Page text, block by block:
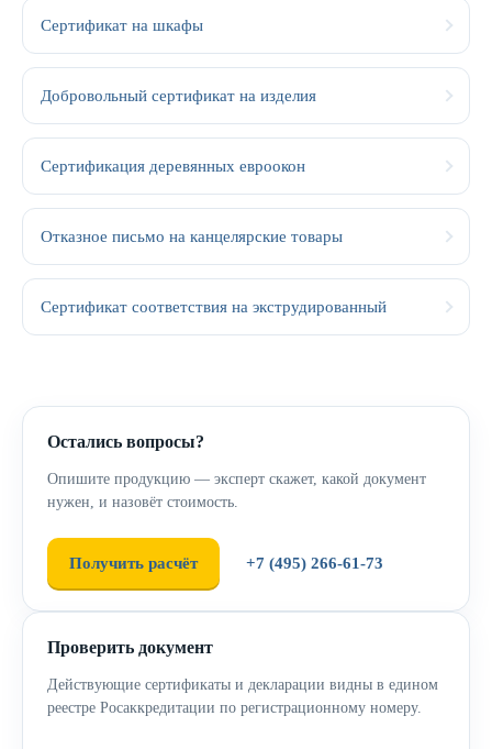
Сертификат на шкафы
Добровольный сертификат на изделия
Сертификация деревянных евроокон
Отказное письмо на канцелярские товары
Сертификат соответствия на экструдированный
Остались вопросы?
Опишите продукцию — эксперт скажет, какой документ
нужен, и назовёт стоимость.
Получить расчёт +7 (495) 266-61-73
Проверить документ
Действующие сертификаты и декларации видны в едином
реестре Росаккредитации по регистрационному номеру.